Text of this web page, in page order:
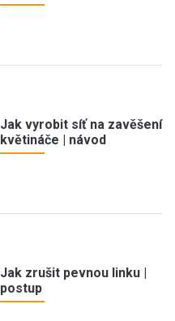
Jak vyrobit síť na zavěšení
květináče | návod
Jak zrušit pevnou linku |
postup